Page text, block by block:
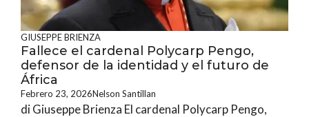
GIUSEPPE BRIENZA
Fallece el cardenal Polycarp Pengo,
defensor de la identidad y el futuro de
África
Febrero 23, 2026Nelson Santillan
di Giuseppe Brienza El cardenal Polycarp Pengo,